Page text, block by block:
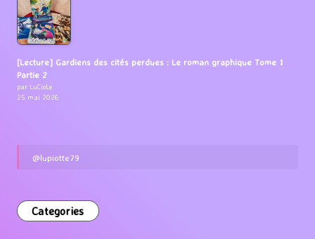
[Lecture] Gardiens des cités perdues : Le roman graphique Tome 1
Partie 2
par LuCioLe
25 mai 2026
@lupiotte79
Categories